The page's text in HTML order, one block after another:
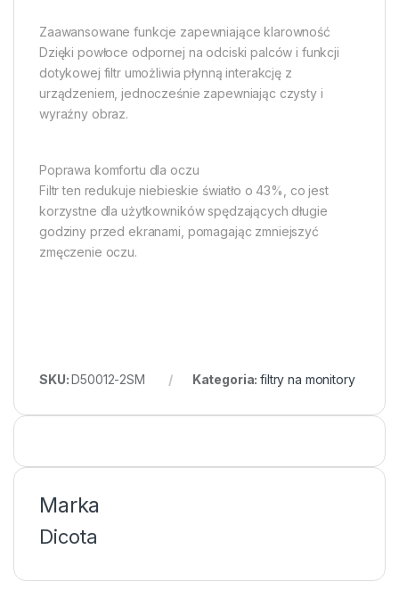
Zaawansowane funkcje zapewniające klarowność
Dzięki powłoce odpornej na odciski palców i funkcji
dotykowej filtr umożliwia płynną interakcję z
urządzeniem, jednocześnie zapewniając czysty i
wyraźny obraz.
Poprawa komfortu dla oczu
Filtr ten redukuje niebieskie światło o 43%, co jest
korzystne dla użytkowników spędzających długie
godziny przed ekranami, pomagając zmniejszyć
zmęczenie oczu.
SKU:D50012-2SM Kategoria:filtry na monitory
Marka
Dicota